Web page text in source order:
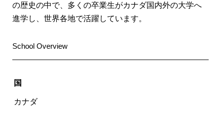
の歴史の中で、多くの卒業生がカナダ国内外の大学へ
進学し、世界各地で活躍しています。
School Overview
国
カナダ